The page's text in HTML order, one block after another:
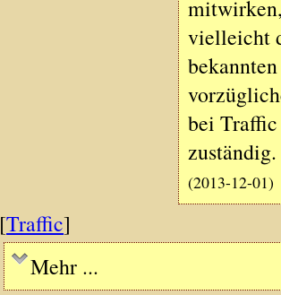
vielleicht
bei
zuständig.
(2013-12-01)
[Traffic]
Mehr ...